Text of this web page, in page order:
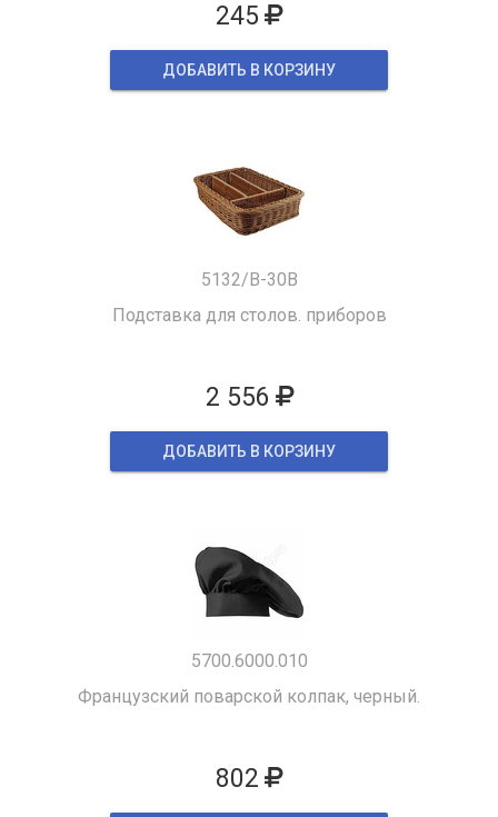
245
ДОБАВИТЬ В КОРЗИНУ
5132/B-30B
Подставка для столов. приборов
2 556
ДОБАВИТЬ В КОРЗИНУ
5700.6000.010
Французский поварской колпак, черный.
802